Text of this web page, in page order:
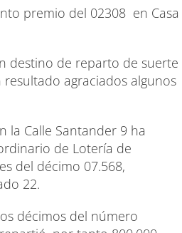
premio del 02308 en Casa
destino de reparto de suerte
agraciados algunos
la Calle Santander 9 ha
de Lotería de
del décimo 07.568,
22.
décimos del número